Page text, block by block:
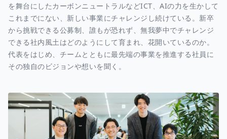
を舞台にしたカーボンニュートラルなどICT、AIの力を生かして
これまでにない、新しい事業にチャレンジし続けている。新卒
から挑戦できる公募制、誰もが恐れず、無我夢中でチャレンジ
できる社内風土はどのようにして育まれ、花開いているのか。
代表をはじめ、チームとともに最先端の事業を推進する社員に
その独自のビジョンや想いを聞く。